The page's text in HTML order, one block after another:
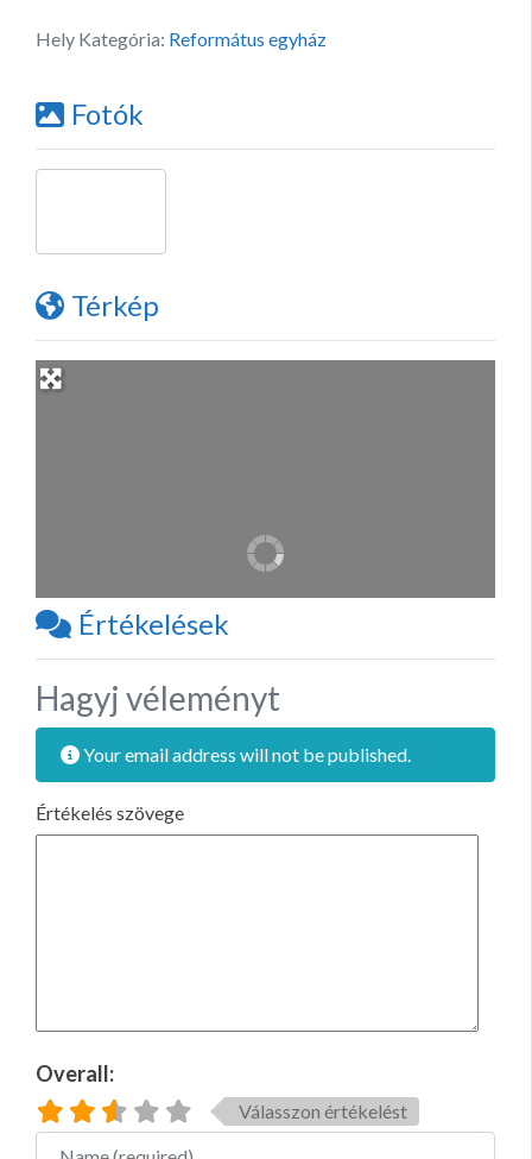
Hely Kategória: Református egyház
Fotók
Térkép
Értékelések
Hagyj véleményt
Your email address will not be published.
Értékelés szövege
Overall:
Válasszon értékelést
Name